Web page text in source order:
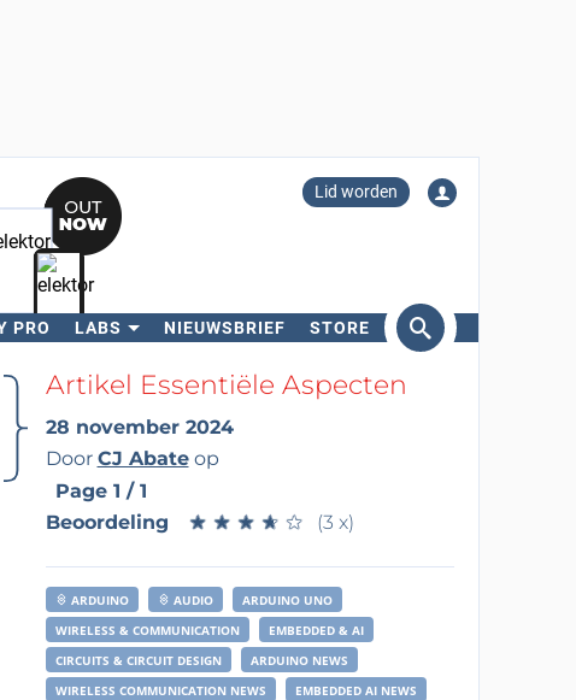
Lid worden
PRO LABS NIEUWSBRIEF STORE
ZoekenArtikel Essentiële Aspecten
28 november 2024
Door CJ Abateop
Page 1 / 1
Beoordeling
★ ★ ★ ★ ★
★ ★ ★ ★ ★ (3 x)
ARDUINO AUDIO
ARDUINO UNO
WIRELESS & COMMUNICATION
EMBEDDED & AI
CIRCUITS & CIRCUIT DESIGN
ARDUINO NEWS
WIRELESS COMMUNICATION NEWS
EMBEDDED AI NEWS